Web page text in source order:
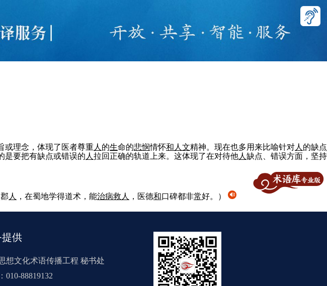
或理念，体现了医者尊重人 的生命的悲悯情怀和 人 文精神。现在也多用来比喻针对人 的缺点
是要把有缺点或错误的 人 拉回正确的轨道上来。这体现了在对待他人 缺点、错误方面，坚持
人 ，在蜀地学得道术，能治病救 人 ，医德和口碑都非常好。）
提供
想文化术语传播工程 秘书处
010-88819132